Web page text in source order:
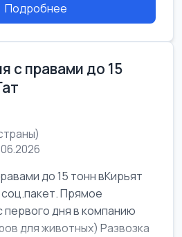
Подробнее
с правами до 15
до 15 тонн вКирьят
соц.пакет. Прямое
первого дня в компанию
для животных) Развозка